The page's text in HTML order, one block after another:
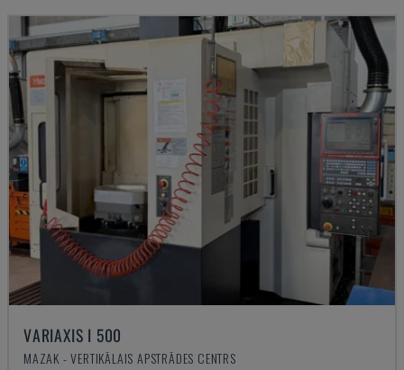
VARIAXIS I 500
MAZAK - VERTIKĀLAIS APSTRĀDES CENTRS